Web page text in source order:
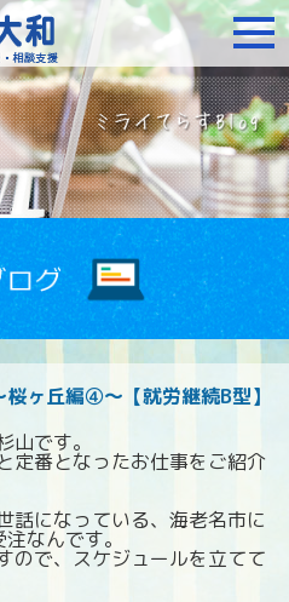
障がいをお持ちの方へ
ヶ丘編④～【就労継続B型】
です。
定番となったお仕事をご紹介
話になっている、海老名市に
なんです。
ので、スケジュールを立てて